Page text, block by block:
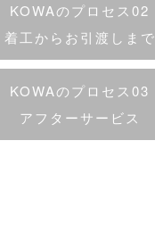
KOWAのプロセス02
着工からお引渡しまで
KOWAのプロセス03
アフターサービス